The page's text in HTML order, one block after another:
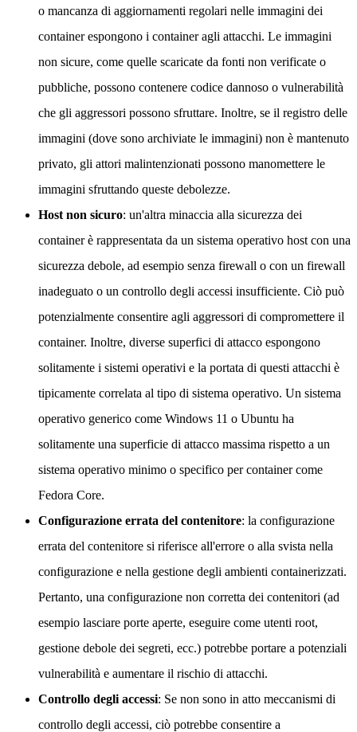
o mancanza di aggiornamenti regolari nelle immagini dei
container espongono i container agli attacchi. Le immagini
non sicure, come quelle scaricate da fonti non verificate o
pubbliche, possono contenere codice dannoso o vulnerabilità
che gli aggressori possono sfruttare. Inoltre, se il registro delle
immagini (dove sono archiviate le immagini) non è mantenuto
privato, gli attori malintenzionati possono manomettere le
immagini sfruttando queste debolezze.
Host non sicuro: un'altra minaccia alla sicurezza dei
container è rappresentata da un sistema operativo host con una
sicurezza debole, ad esempio senza firewall o con un firewall
inadeguato o un controllo degli accessi insufficiente. Ciò può
potenzialmente consentire agli aggressori di compromettere il
container. Inoltre, diverse superfici di attacco espongono
solitamente i sistemi operativi e la portata di questi attacchi è
tipicamente correlata al tipo di sistema operativo. Un sistema
operativo generico come Windows 11 o Ubuntu ha
solitamente una superficie di attacco massima rispetto a un
sistema operativo minimo o specifico per container come
Fedora Core.
Configurazione errata del contenitore: la configurazione
errata del contenitore si riferisce all'errore o alla svista nella
configurazione e nella gestione degli ambienti containerizzati.
Pertanto, una configurazione non corretta dei contenitori (ad
esempio lasciare porte aperte, eseguire come utenti root,
gestione debole dei segreti, ecc.) potrebbe portare a potenziali
vulnerabilità e aumentare il rischio di attacchi.
Controllo degli accessi: Se non sono in atto meccanismi di
controllo degli accessi, ciò potrebbe consentire a